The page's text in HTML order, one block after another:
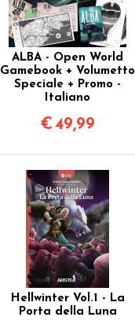
ALBA - Open World
Gamebook + Volumetto
Speciale + Promo -
Italiano
€49,99
Hellwinter Vol.1 - La
Porta della Luna